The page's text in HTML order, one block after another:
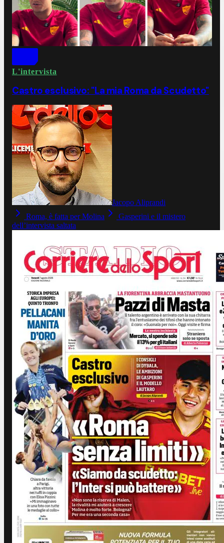
L'intervista
Castro esclusivo: "La mia Roma da Scudetto"
Jacopo Aliprandi
Roma, è fatta per Molina
Gasperini e il mistero
dell’intervista saltata